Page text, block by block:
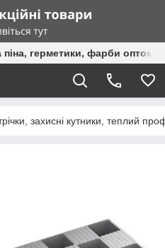
піна, герметики, фарби оптом
захисні кутники, теплий